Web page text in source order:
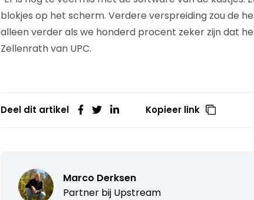
blokjes op het scherm. Verdere verspreiding zou de
alleen verder als we honderd procent zeker zijn dat
Zellenrath van UPC.
Deel dit artikel Kopieer link
Marco Derksen
Partner bij Upstream